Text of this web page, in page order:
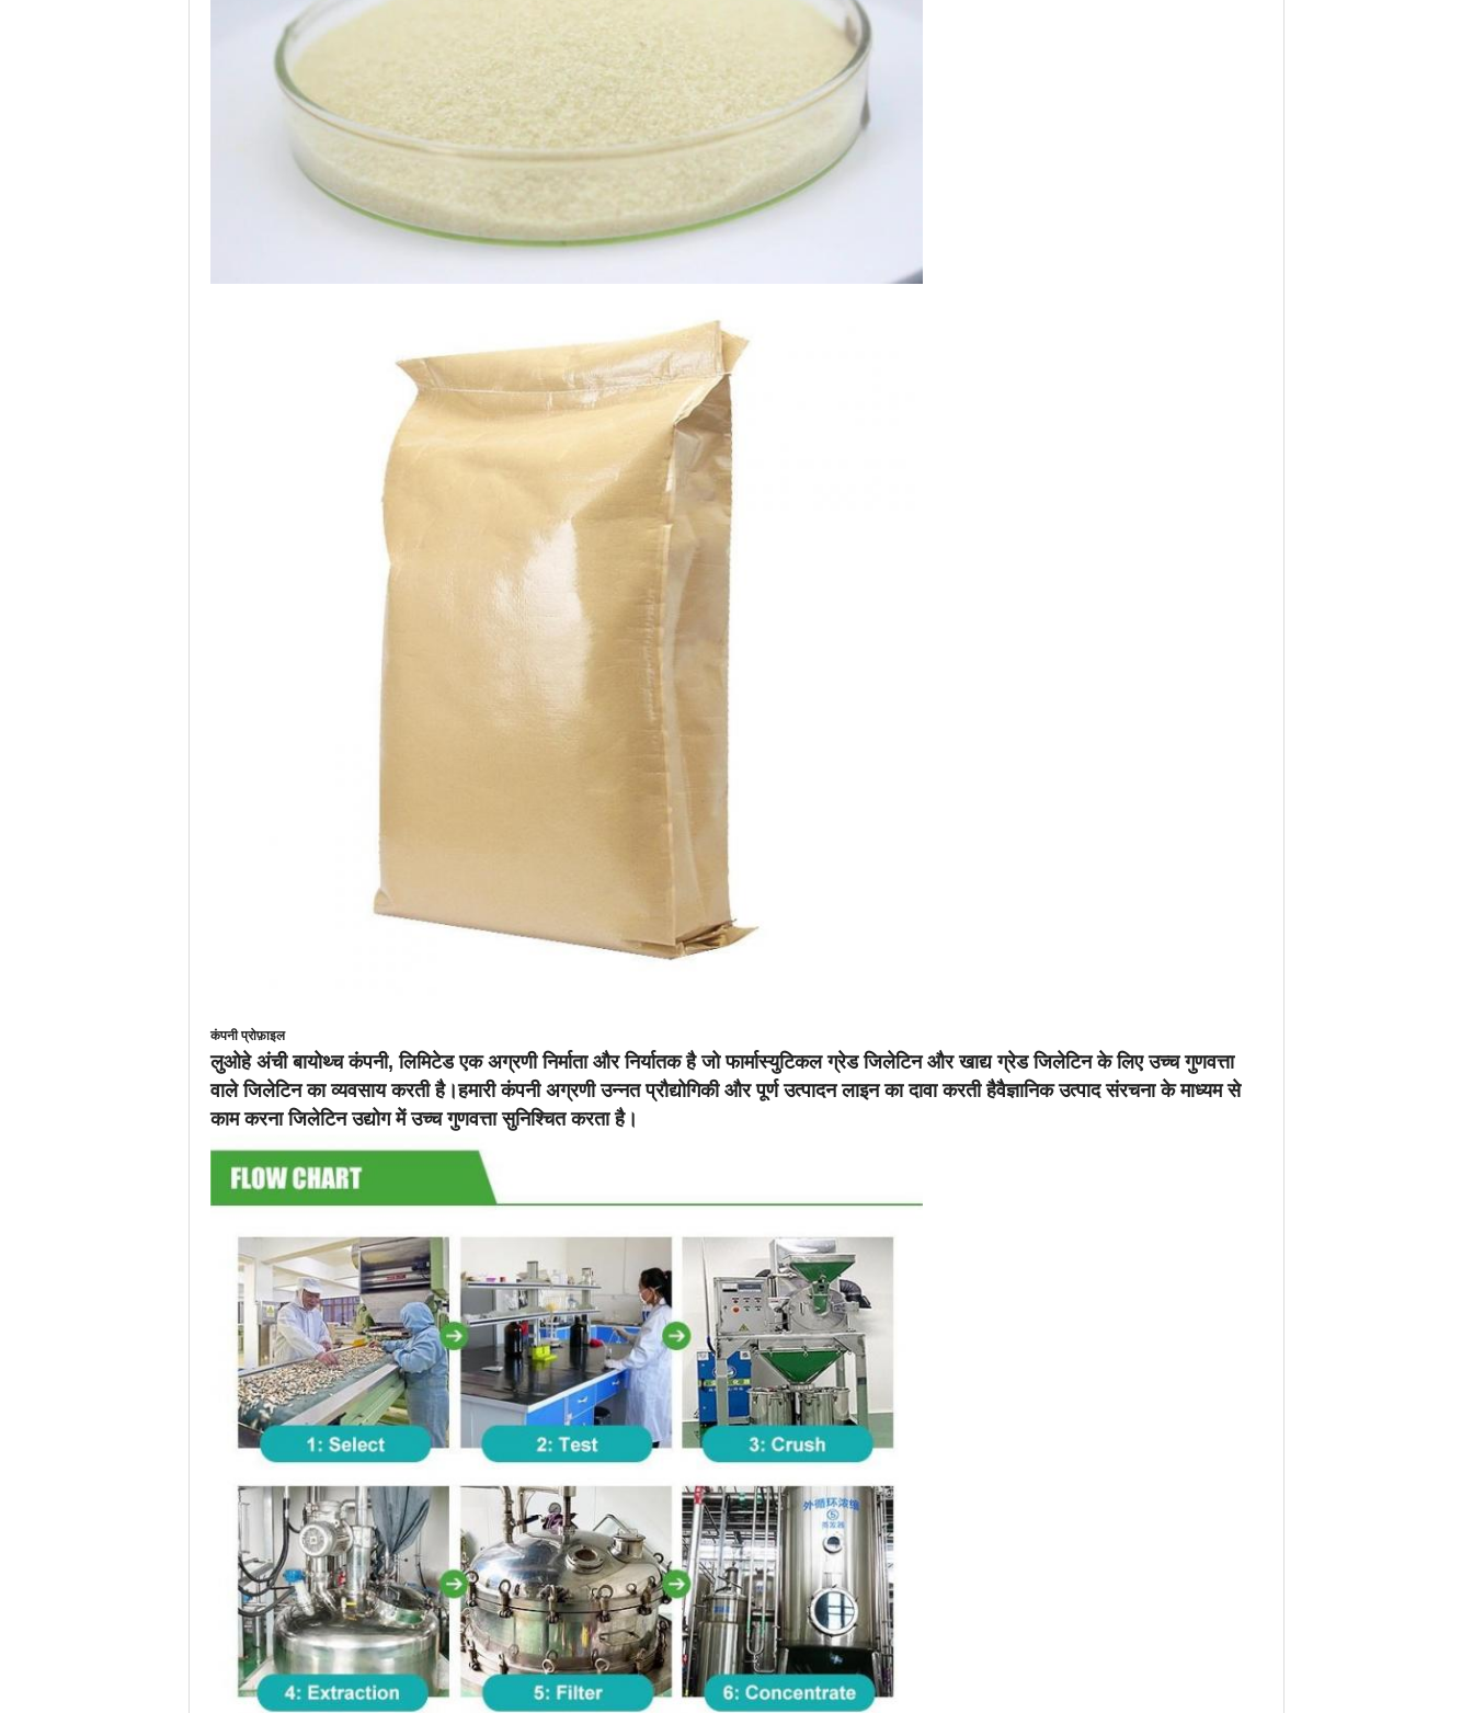
एक संदेश छोड़ें
प्रस्तुत
कंपनी प्रोफ़ाइल
लुओहे अंची बायोथ्च कंपनी, लिमिटेड एक अग्रणी निर्माता और निर्यातक है जो फार्मास्युटिकल ग्रेड जिलेटिन और खाद्य ग्रेड जिलेटिन के लिए उच्च गुणवत्ता
वाले जिलेटिन का व्यवसाय करती है।हमारी कंपनी अग्रणी उन्नत प्रौद्योगिकी और पूर्ण उत्पादन लाइन का दावा करती हैवैज्ञानिक उत्पाद संरचना के माध्यम से
काम करना जिलेटिन उद्योग में उच्च गुणवत्ता सुनिश्चित करता है।